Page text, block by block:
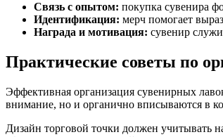
Связь с опытом: покупка сувенира
Идентификация: мерч помогает
Награда и мотивация: сувенир
Практические советы по
Эффективная организация сувенирных
внимание, но и органично вписываются в
Дизайн торговой точки должен учитывать